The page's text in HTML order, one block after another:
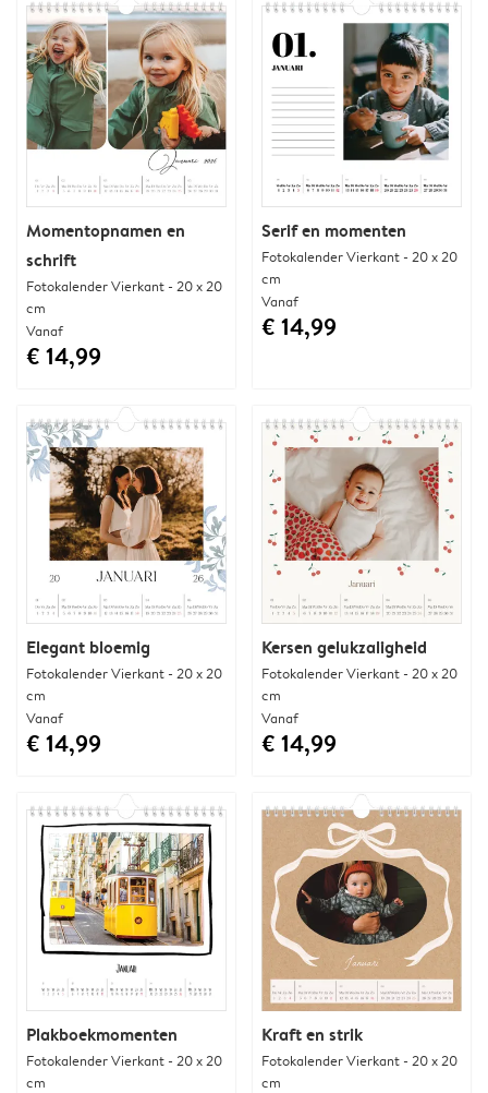
Momentopnamen en
schrift
Fotokalender Vierkant - 20 x 20
cm
Vanaf
€ 14,99
Serif en momenten
Fotokalender Vierkant - 20 x 20
cm
Vanaf
€ 14,99
Elegant bloemig
Fotokalender Vierkant - 20 x 20
cm
Vanaf
€ 14,99
Kersen gelukzaligheid
Fotokalender Vierkant - 20 x 20
cm
Vanaf
€ 14,99
Plakboekmomenten
Fotokalender Vierkant - 20 x 20
cm
Kraft en strik
Fotokalender Vierkant - 20 x 20
cm